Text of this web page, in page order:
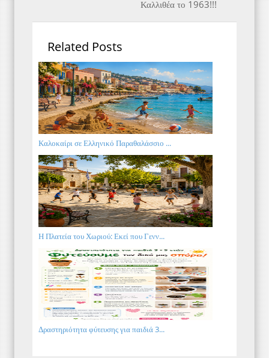
Καλλιθέα το 1963!!!
Related Posts
Καλοκαίρι σε Ελληνικό Παραθαλάσσιο ...
Η Πλατεία του Χωριού: Εκεί που Γενν...
Δραστηριότητα φύτευσης για παιδιά 3...